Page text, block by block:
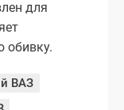
для
обивку.
ВАЗ